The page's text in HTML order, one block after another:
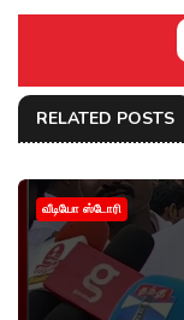
RELATED POSTS
வீடியோ ஸ்டோரி